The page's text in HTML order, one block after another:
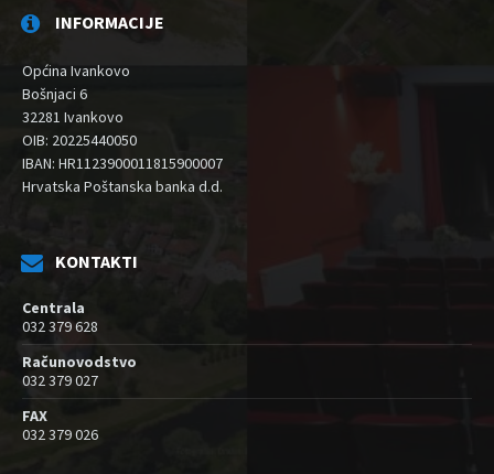
INFORMACIJE
Općina Ivankovo
Bošnjaci 6
32281 Ivankovo
OIB: 20225440050
IBAN: HR1123900011815900007
Hrvatska Poštanska banka d.d.
KONTAKTI
Centrala
032 379 628
Računovodstvo
032 379 027
FAX
032 379 026